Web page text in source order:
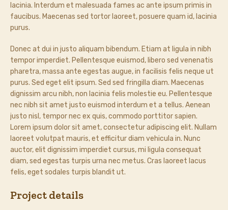
lacinia. Interdum et malesuada fames ac ante ipsum primis in
faucibus. Maecenas sed tortor laoreet, posuere quam id, lacinia
purus.
Donec at dui in justo aliquam bibendum. Etiam at ligula in nibh
tempor imperdiet. Pellentesque euismod, libero sed venenatis
pharetra, massa ante egestas augue, in facilisis felis neque ut
purus. Sed eget elit ipsum. Sed sed fringilla diam. Maecenas
dignissim arcu nibh, non lacinia felis molestie eu. Pellentesque
nec nibh sit amet justo euismod interdum et a tellus. Aenean
justo nisl, tempor nec ex quis, commodo porttitor sapien.
Lorem ipsum dolor sit amet, consectetur adipiscing elit. Nullam
laoreet volutpat mauris, et efficitur diam vehicula in. Nunc
auctor, elit dignissim imperdiet cursus, mi ligula consequat
diam, sed egestas turpis urna nec metus. Cras laoreet lacus
felis, eget sodales turpis blandit ut.
Project details